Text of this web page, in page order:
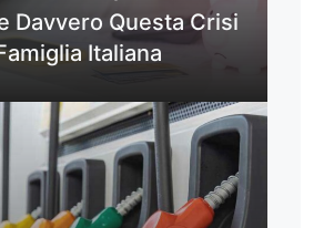
Davvero Questa Crisi
Italiana